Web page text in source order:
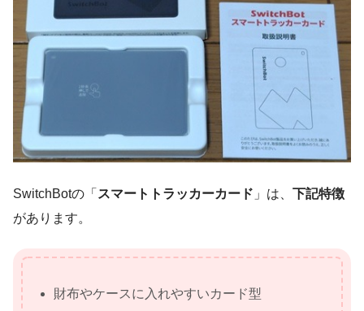
SwitchBotの「 スマートトラッカーカード 」は、 下記特徴
があります。
財布やケースに入れやすいカード型